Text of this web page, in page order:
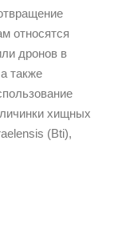
относятся
дронов в
также
хищных
(Bti),